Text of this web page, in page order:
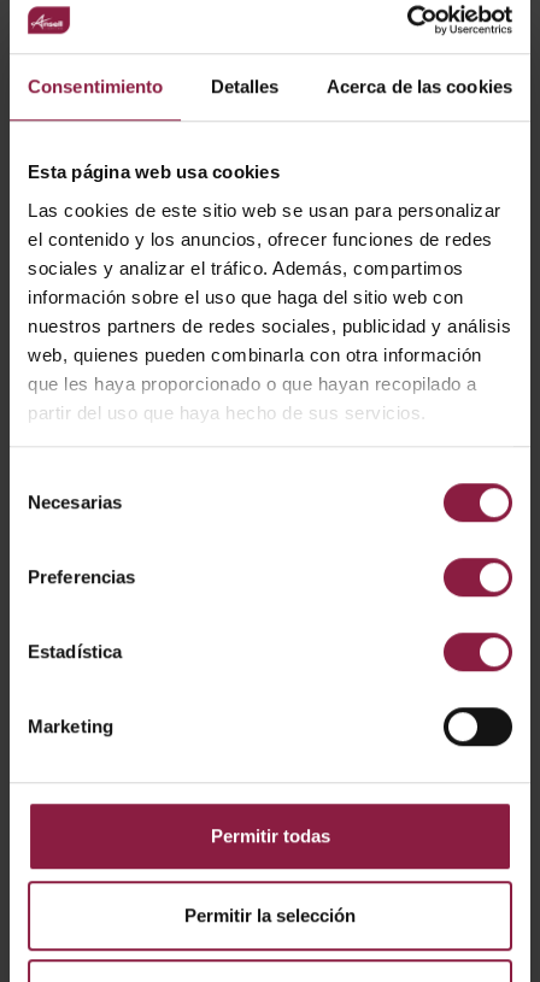
Consentimiento Detalles Acerca de las cookies
Esta página web usa cookies
Las cookies de este sitio web se usan para personalizar
el contenido y los anuncios, ofrecer funciones de redes
sociales y analizar el tráfico. Además, compartimos
información sobre el uso que haga del sitio web con
nuestros partners de redes sociales, publicidad y análisis
web, quienes pueden combinarla con otra información
que les haya proporcionado o que hayan recopilado a
partir del uso que haya hecho de sus servicios.
Necesarias
Preferencias
Estadística
Marketing
Permitir todas
Permitir la selección
AADRINA2X5/DD3/S
M3
6800lm (400
130lm
K)
6800lm (400
0K)
130lm
K)
Mostrando resultados 1-10 de 24
1 2 3 Siguiente
RELACIONADOS